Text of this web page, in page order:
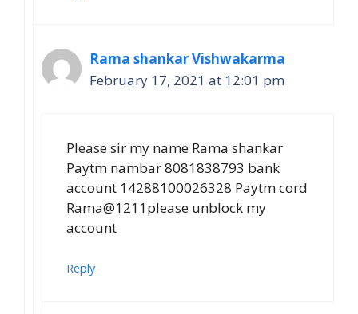
Rama shankar Vishwakarma
February 17, 2021 at 12:01 pm
Please sir my name Rama shankar
Paytm nambar 8081838793 bank
account 14288100026328 Paytm cord
Rama@1211please unblock my
account
Reply